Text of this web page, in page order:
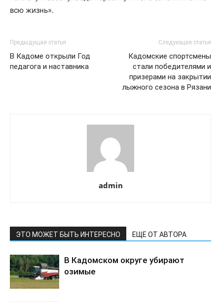
всю жизнь».
Предыдущая статья
В Кадоме открыли Год
педагога и наставника
Следующая статья
Кадомские спортсмены
стали победителями и
призерами на закрытии
лыжного сезона в Рязани
admin
ЭТО МОЖЕТ БЫТЬ ИНТЕРЕСНО ЕЩЕ ОТ АВТОРА
В Кадомском округе убирают
озимые